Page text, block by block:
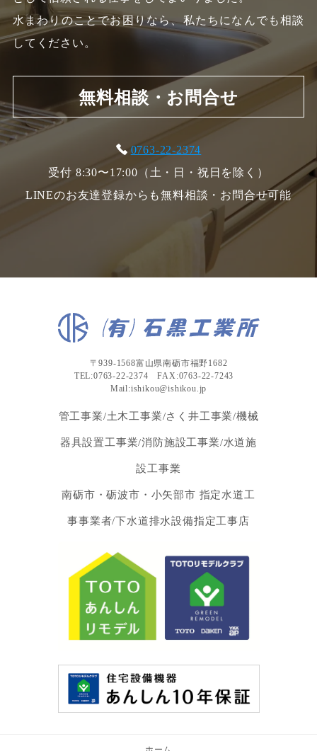
水まわりのことでお困りなら、私たちになんでも相談
してください。
無料相談・お問合せ
0763-22-2374
受付 8:30〜17:00（土・日・祝日を除く）
LINEのお友達登録からも無料相談・お問合せ可能
〒939-1568富山県南砺市福野1682
TEL:0763-22-2374 FAX:0763-22-7243
Mail:ishikou@ishikou.jp
管工事業/土木工事業/さく井工事業/機械
器具設置工事業/消防施設工事業/水道施
設工事業
南砺市・砺波市・小矢部市 指定水道工
事事業者/下水道排水設備指定工事店